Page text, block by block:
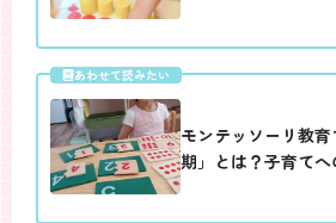
あわせて読みたい
モンテッソーリ教
期」とは？子育てへ